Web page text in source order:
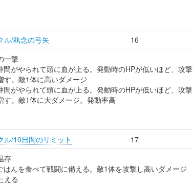
ル/執念の弓矢 16
一撃
間がやられて頭に血が上る。発動時のHPが低いほど、攻撃
す。敵1体に高いダメージ
間がやられて頭に血が上る。発動時のHPが低いほど、攻撃
す。敵1体に大ダメージ。発動率高
ル/10日間のリミット 17
存
はんを食べて戦闘に備える。敵1体を攻撃し高いダメージ
える